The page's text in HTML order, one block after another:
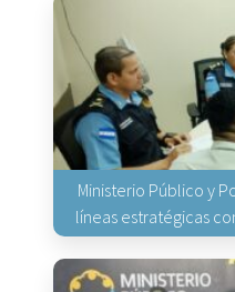
Ministerio Público y
líneas estratégicas